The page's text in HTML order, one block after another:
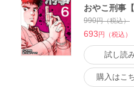
おやこ刑事
990円（税込）
693円（税込）
試し読
購入はこ